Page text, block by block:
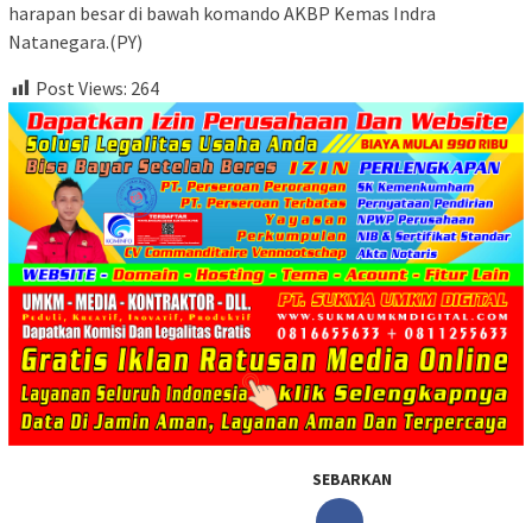
harapan besar di bawah komando AKBP Kemas Indra
Natanegara.(PY)
Post Views: 264
SEBARKAN